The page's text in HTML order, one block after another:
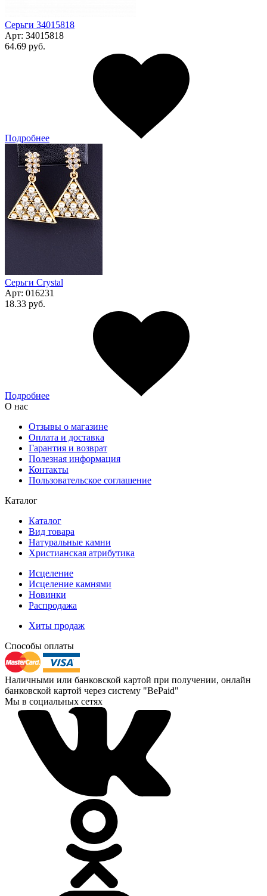
Серьги 34015818
Арт: 34015818
64.69 руб.
Подробнее
Серьги Сrystal
Арт: 016231
18.33 руб.
Подробнее
О нас
Отзывы о магазине
Оплата и доставка
Гарантия и возврат
Полезная информация
Контакты
Пользовательское соглашение
Каталог
Каталог
Вид товара
Натуральные камни
Христианская атрибутика
Исцеление
Исцеление камнями
Новинки
Распродажа
Хиты продаж
Способы оплаты
Наличными или банковской картой при получении, онлайн
банковской картой через систему "BePaid"
Мы в социальных сетях